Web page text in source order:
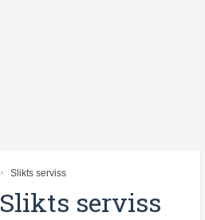
Slikts serviss
Slikts serviss